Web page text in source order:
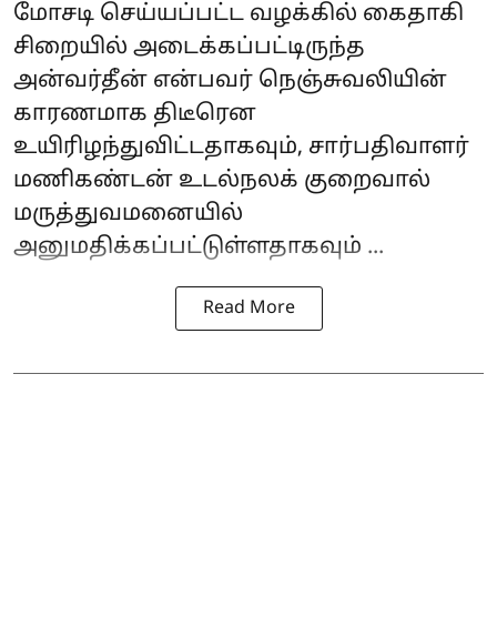
மோசடி செய்யப்பட்ட வழக்கில் கைதாகி
சிறையில் அடைக்கப்பட்டிருந்த
அன்வர்தீன் என்பவர் நெஞ்சுவலியின்
காரணமாக திடீரென
உயிரிழந்துவிட்டதாகவும், சார்பதிவாளர்
மணிகண்டன் உடல்நலக் குறைவால்
மருத்துவமனையில்
அனுமதிக்கப்பட்டுள்ளதாகவும் ...
Read More